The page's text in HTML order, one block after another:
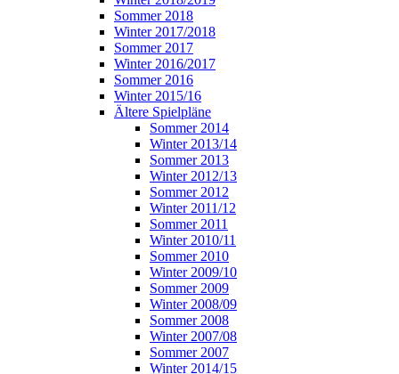
Sommer 2018
Winter 2017/2018
Sommer 2017
Winter 2016/2017
Sommer 2016
Winter 2015/16
Ältere Spielpläne
Sommer 2014
Winter 2013/14
Sommer 2013
Winter 2012/13
Sommer 2012
Winter 2011/12
Sommer 2011
Winter 2010/11
Sommer 2010
Winter 2009/10
Sommer 2009
Winter 2008/09
Sommer 2008
Winter 2007/08
Sommer 2007
Winter 2014/15